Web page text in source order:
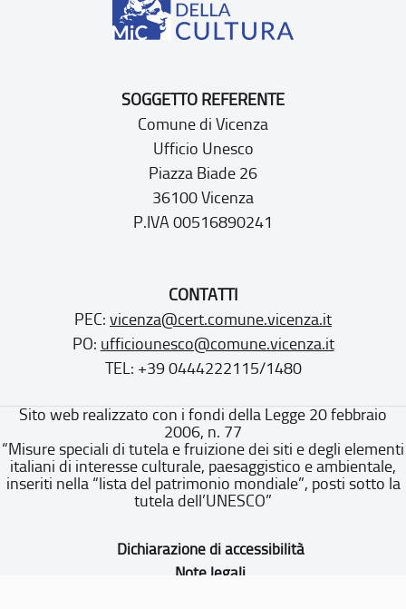
SOGGETTO REFERENTE
Comune di Vicenza
Ufficio Unesco
Piazza Biade 26
36100 Vicenza
P.IVA 00516890241
CONTATTI
PEC: vicenza@cert.comune.vicenza.it
PO: ufficiounesco@comune.vicenza.it
TEL: +39 0444222115/1480
Sito web realizzato con i fondi della Legge 20 febbraio
2006, n. 77
“Misure speciali di tutela e fruizione dei siti e degli elementi
italiani di interesse culturale, paesaggistico e ambientale,
inseriti nella “lista del patrimonio mondiale”, posti sotto la
tutela dell’UNESCO”
Dichiarazione di accessibilità
Note legali